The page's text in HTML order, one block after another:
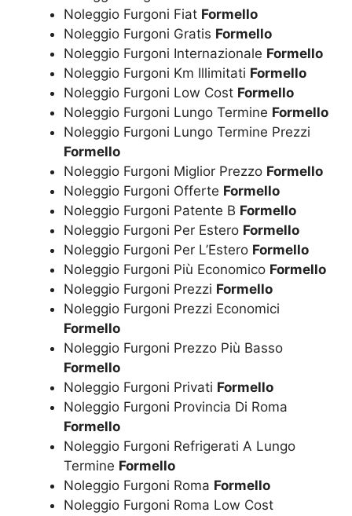
Noleggio Furgoni Fiat Formello
Noleggio Furgoni Gratis Formello
Noleggio Furgoni Internazionale Formello
Noleggio Furgoni Km Illimitati Formello
Noleggio Furgoni Low Cost Formello
Noleggio Furgoni Lungo Termine Formello
Noleggio Furgoni Lungo Termine Prezzi
Formello
Noleggio Furgoni Miglior Prezzo Formello
Noleggio Furgoni Offerte Formello
Noleggio Furgoni Patente B Formello
Noleggio Furgoni Per Estero Formello
Noleggio Furgoni Per L’Estero Formello
Noleggio Furgoni Più Economico Formello
Noleggio Furgoni Prezzi Formello
Noleggio Furgoni Prezzi Economici
Formello
Noleggio Furgoni Prezzo Più Basso
Formello
Noleggio Furgoni Privati Formello
Noleggio Furgoni Provincia Di Roma
Formello
Noleggio Furgoni Refrigerati A Lungo
Termine Formello
Noleggio Furgoni Roma Formello
Noleggio Furgoni Roma Low Cost